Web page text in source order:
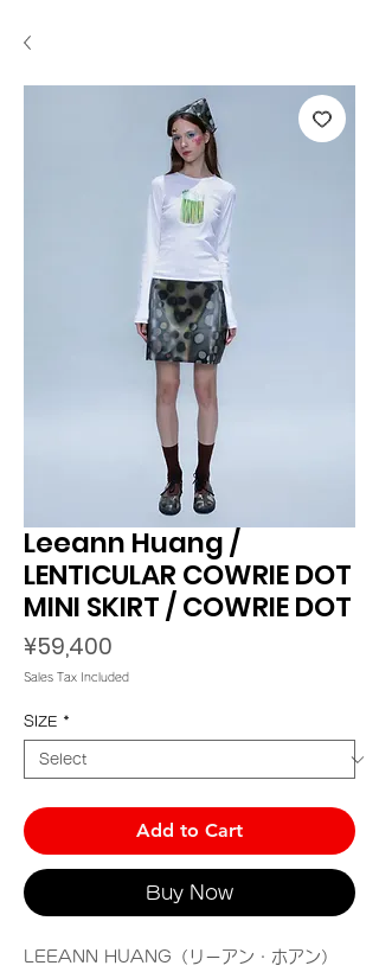
Leeann Huang /
LENTICULAR COWRIE DOT
MINI SKIRT / COWRIE DOT
¥59,400
Sales Tax Included
SIZE *
Add to Cart
Buy Now
LEEANN HUANG（リーアン・ホアン）